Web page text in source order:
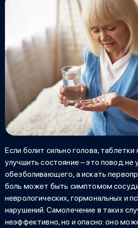
Если болит сильно голова,
улучшить состояние – это повод не
обезболивающего, а искать
боль может быть симптомом
неврологических, гормональных и
нарушений. Самолечение в таких
неэффективно, но и опасно: оно